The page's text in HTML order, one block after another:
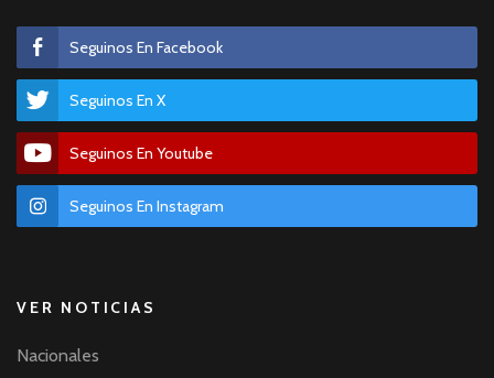
Seguinos En Facebook
Seguinos En X
Seguinos En Youtube
Seguinos En Instagram
VER NOTICIAS
Nacionales